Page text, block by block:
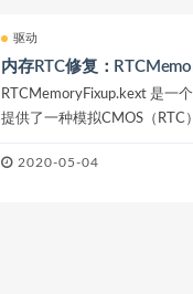
驱动
内存RTC修复：
RTCMemoryFixup.kext 是一
提供了一种模拟CMOS（RTC
2020-05-04